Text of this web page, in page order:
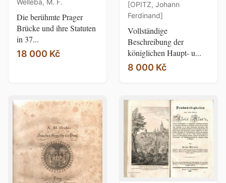
Welleba, M. F.
Die berühmte Prager
Brücke und ihre Statuten
in 37...
18 000 Kč
[OPITZ, Johann
Ferdinand]
Vollständige
Beschreibung der
königlichen Haupt- u...
8 000 Kč